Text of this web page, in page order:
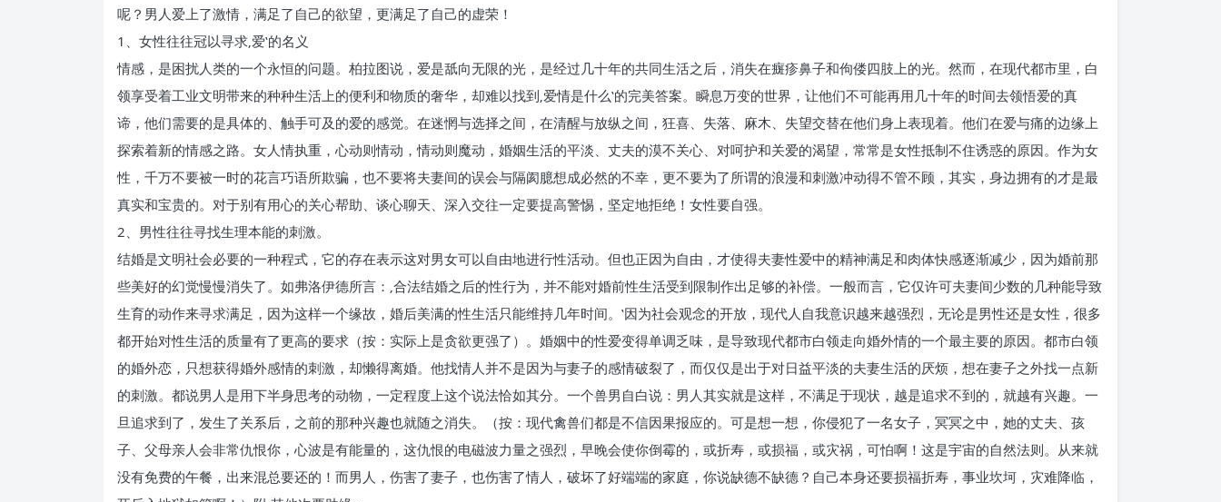
呢？男人爱上了激情，满足了自己的欲望，更满足了自己的虚荣！
1、女性往往冠以寻求‚爱‛的名义
情感，是困扰人类的一个永恒的问题。柏拉图说，爱是舐向无限的光，是经过几十年的共同生活之后，消失在癍疹鼻子和佝偻四肢上的光。然而，在现代都市里，白
领享受着工业文明带来的种种生活上的便利和物质的奢华，却难以找到‚爱情是什么‛的完美答案。瞬息万变的世界，让他们不可能再用几十年的时间去领悟爱的真
谛，他们需要的是具体的、触手可及的爱的感觉。在迷惘与选择之间，在清醒与放纵之间，狂喜、失落、麻木、失望交替在他们身上表现着。他们在爱与痛的边缘上
探索着新的情感之路。女人情执重，心动则情动，情动则魔动，婚姻生活的平淡、丈夫的漠不关心、对呵护和关爱的渴望，常常是女性抵制不住诱惑的原因。作为女
性，千万不要被一时的花言巧语所欺骗，也不要将夫妻间的误会与隔阂臆想成必然的不幸，更不要为了所谓的浪漫和刺激冲动得不管不顾，其实，身边拥有的才是最
真实和宝贵的。对于别有用心的关心帮助、谈心聊天、深入交往一定要提高警惕，坚定地拒绝！女性要自强。
2、男性往往寻找生理本能的刺激。
结婚是文明社会必要的一种程式，它的存在表示这对男女可以自由地进行性活动。但也正因为自由，才使得夫妻性爱中的精神满足和肉体快感逐渐减少，因为婚前那
些美好的幻觉慢慢消失了。如弗洛伊德所言：‚合法结婚之后的性行为，并不能对婚前性生活受到限制作出足够的补偿。一般而言，它仅许可夫妻间少数的几种能导致
生育的动作来寻求满足，因为这样一个缘故，婚后美满的性生活只能维持几年时间。‛因为社会观念的开放，现代人自我意识越来越强烈，无论是男性还是女性，很多
都开始对性生活的质量有了更高的要求（按：实际上是贪欲更强了）。婚姻中的性爱变得单调乏味，是导致现代都市白领走向婚外情的一个最主要的原因。都市白领
的婚外恋，只想获得婚外感情的刺激，却懒得离婚。他找情人并不是因为与妻子的感情破裂了，而仅仅是出于对日益平淡的夫妻生活的厌烦，想在妻子之外找一点新
的刺激。都说男人是用下半身思考的动物，一定程度上这个说法恰如其分。一个兽男自白说：男人其实就是这样，不满足于现状，越是追求不到的，就越有兴趣。一
旦追求到了，发生了关系后，之前的那种兴趣也就随之消失。（按：现代禽兽们都是不信因果报应的。可是想一想，你侵犯了一名女子，冥冥之中，她的丈夫、孩
子、父母亲人会非常仇恨你，心波是有能量的，这仇恨的电磁波力量之强烈，早晚会使你倒霉的，或折寿，或损福，或灾祸，可怕啊！这是宇宙的自然法则。从来就
没有免费的午餐，出来混总要还的！而男人，伤害了妻子，也伤害了情人，破坏了好端端的家庭，你说缺德不缺德？自己本身还要损福折寿，事业坎坷，灾难降临，